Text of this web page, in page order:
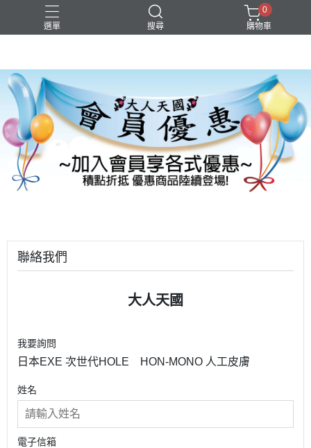
選單 搜尋
0
購物車
聯絡我們
大人天國
我要詢問
日本EXE 次世代HOLE HON-MONO 人工皮膚
姓名
電子信箱